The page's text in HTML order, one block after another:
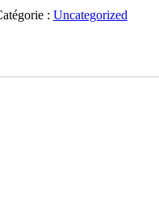
: Uncategorized